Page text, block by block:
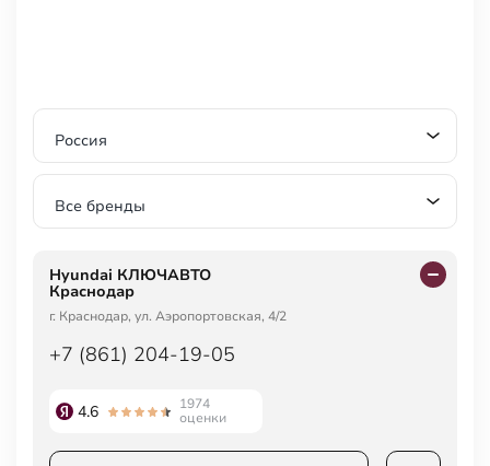
Россия
Все бренды
Hyundai КЛЮЧАВТО
Краснодар
г. Краснодар, ул. Аэропортовская, 4/2
+7 (861) 204-19-05
4.6
1974
оценки